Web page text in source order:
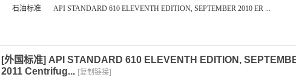
搜
索
油气储运
石油标准
›
API STANDARD 610 ELEVENTH EDITION, SEPTEMBER 2010 ER ...
[外国标准] API STANDARD 610 ELEVENTH EDITION,
2011 Centrifug... [复制链接]